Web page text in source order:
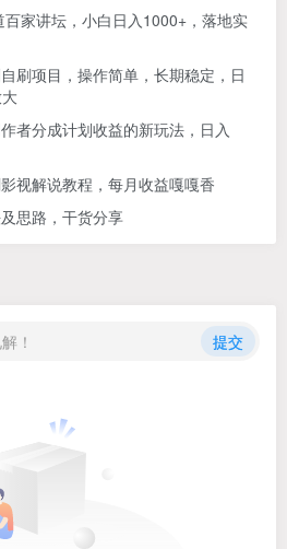
家讲坛，小白日入1000+，落地实
刷项目，操作简单，长期稳定，日
者分成计划收益的新玩法，日入
视解说教程，每月收益嘎嘎香
思路，干货分享
！ 提交